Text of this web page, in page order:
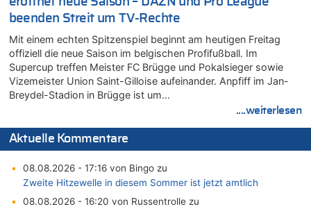
beenden Streit um TV-Rechte
Mit einem echten Spitzenspiel beginnt am heutigen Freitag
offiziell die neue Saison im belgischen Profifußball. Im
Supercup treffen Meister FC Brügge und Pokalsieger sowie
Vizemeister Union Saint-Gilloise aufeinander. Anpfiff im Jan-
Breydel-Stadion in Brügge ist um…
....weiterlesen
Aktuelle Kommentare
08.08.2026 - 17:16 von Bingo zu
Zweite Hitzewelle in diesem Sommer ist jetzt amtlich
08.08.2026 - 16:20 von Russentrolle zu